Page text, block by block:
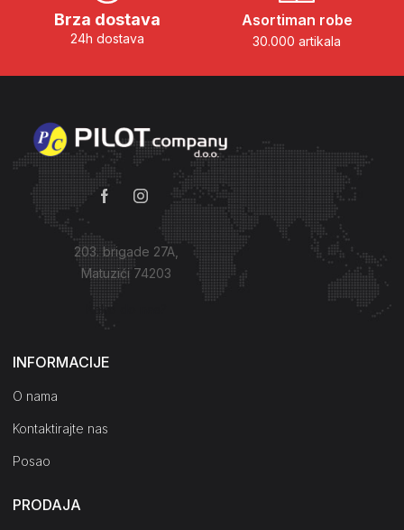
Brza dostava
24h dostava
Asortiman robe
30.000 artikala
203. brigade 27A,
Matuzići 74203
Kako do nas?
INFORMACIJE
O nama
Kontaktirajte nas
Posao
PRODAJA